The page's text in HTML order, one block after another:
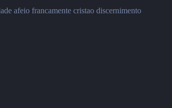
afeio francamente cristao discernimento